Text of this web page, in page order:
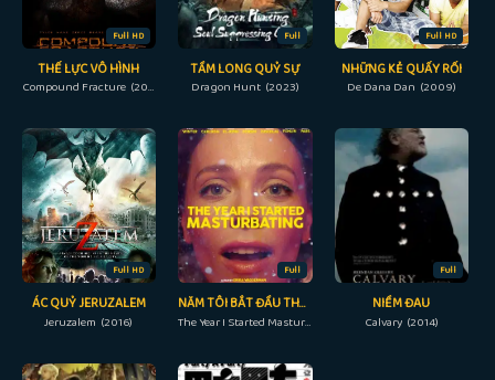
Full HD
THẾ LỰC VÔ HÌNH
Compound Fracture (2013)
Full
TẦM LONG QUỶ SỰ
Dragon Hunt (2023)
Full HD
NHỮNG KẺ QUẤY RỐI
De Dana Dan (2009)
Full HD
ÁC QUỶ JERUZALEM
Jeruzalem (2016)
Full
NĂM TÔI BẮT ĐẦU THỦ DÂM
The Year I Started Masturbating (2022)
Full
NIỀM ĐAU
Calvary (2014)